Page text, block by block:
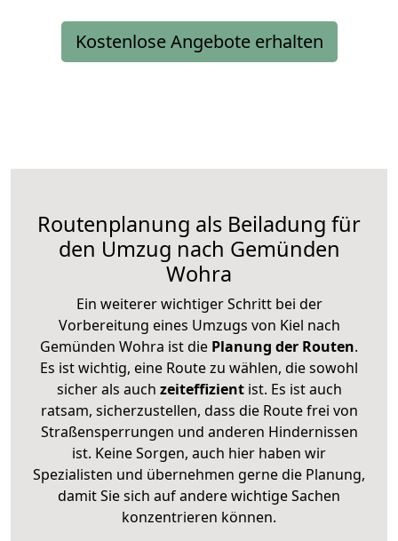
Kostenlose Angebote erhalten
Routenplanung als Beiladung für
den Umzug nach Gemünden
Wohra
Ein weiterer wichtiger Schritt bei der
Vorbereitung eines Umzugs von Kiel nach
Gemünden Wohra ist die Planung der Routen.
Es ist wichtig, eine Route zu wählen, die sowohl
sicher als auch zeiteffizientist. Es ist auch
ratsam, sicherzustellen, dass die Route frei von
Straßensperrungen und anderen Hindernissen
ist. Keine Sorgen, auch hier haben wir
Spezialisten und übernehmen gerne die Planung,
damit Sie sich auf andere wichtige Sachen
konzentrieren können.